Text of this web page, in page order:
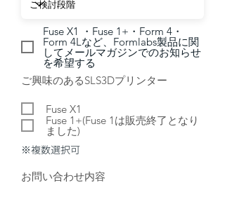
Fuse X1 ・Fuse 1+・Form 4・
Form 4Lなど、Formlabs製品に関
してメールマガジンでのお知らせ
を希望する
ご興味のあるSLS3Dプリンター
Fuse X1
Fuse 1+(Fuse 1は販売終了となり
ました)
​※複数選択可
お問い合わせ内容